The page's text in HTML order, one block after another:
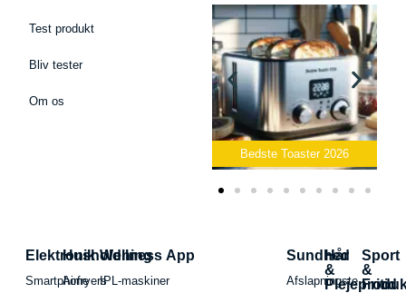
Test produkt
Bliv tester
Om os
Bedste Toaster 2026
Elektronik
Smartphone
Husholdning
Airfryers
Wellness App
IPL-maskiner
Sundhed
Afslapningste
Hår
&
Sport
&
Fritid